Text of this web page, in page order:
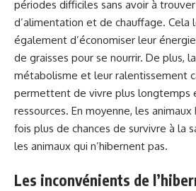
périodes difficiles sans avoir à
d’alimentation et de chauffage. Cela
également d’économiser leur
de graisses pour se nourrir. De plus,
métabolisme et leur ralentissement
permettent de vivre plus longtemps
ressources. En moyenne, les
fois plus de chances de survivre à la
les animaux qui n’hibernent pas.
Les inconvénients de